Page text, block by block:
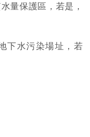
量保護區，若是，
下水污染場址，若